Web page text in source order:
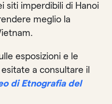
siti imperdibili di Hanoi
meglio la
esposizioni e le
a consultare il
di Etnografia del